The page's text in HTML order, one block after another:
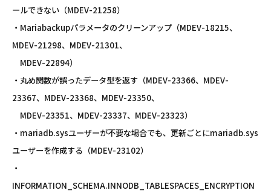
ールできない（MDEV-21258）
・Mariabackupパラメータのクリーンアップ（MDEV-18215、
MDEV-21298、MDEV-21301、
MDEV-22894）
・丸め関数が誤ったデータ型を返す（MDEV-23366、MDEV-
23367、MDEV-23368、MDEV-23350、
MDEV-23351、MDEV-23337、MDEV-23323）
・mariadb.sysユーザーが不要な場合でも、更新ごとにmariadb.sys
ユーザーを作成する（MDEV-23102）
・
INFORMATION_SCHEMA.INNODB_TABLESPACES_ENCRYPTION